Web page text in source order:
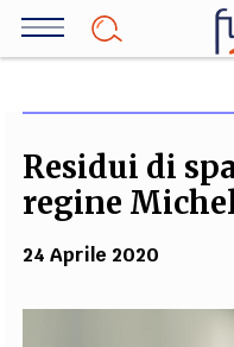
Salta
Residui di
regine
24 Aprile 2020